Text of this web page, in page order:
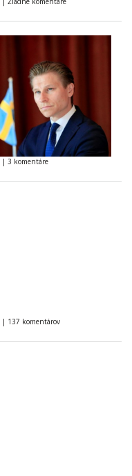
| 3 komentáre
| 137 komentárov